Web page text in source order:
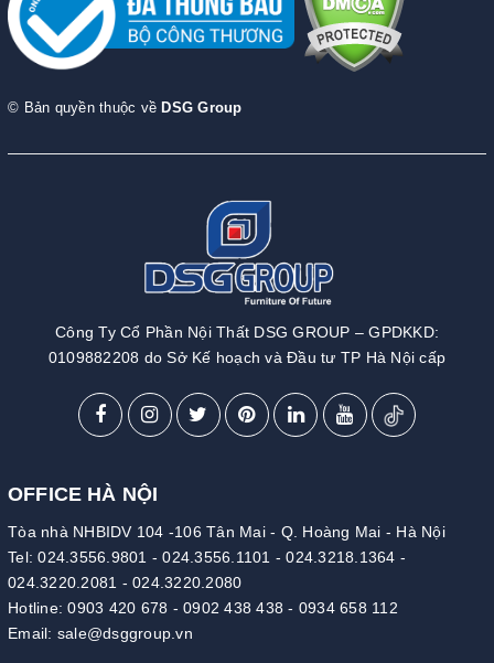
© Bản quyền thuộc về DSG Group
Công Ty Cổ Phần Nội Thất DSG GROUP – GPDKKD:
0109882208 do Sở Kế hoạch và Đầu tư TP Hà Nội cấp
OFFICE HÀ NỘI
Tòa nhà NHBIDV 104 -106 Tân Mai - Q. Hoàng Mai - Hà Nội
Tel:024.3556.9801 -024.3556.1101 -024.3218.1364 -
024.3220.2081 - 024.3220.2080
Hotline:0903 420 678 - 0902 438 438 - 0934 658 112
Email: sale@dsggroup.vn